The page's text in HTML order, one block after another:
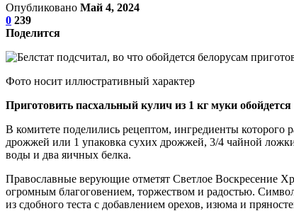
Опубликовано Май 4, 2024
0 239
Поделится
Фото носит иллюстративный характер
Приготовить пасхальный кулич из 1 кг муки
В комитете поделились рецептом, ингредиенты которого
дрожжей или 1 упаковка сухих дрожжей, 3/4 чайной ложки
воды и два яичных белка.
Православные верующие отметят Светлое Воскресение
огромным благоговением, торжеством и радостью.
из сдобного теста с добавлением орехов, изюма и